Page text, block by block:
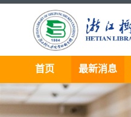
首页 最新消息